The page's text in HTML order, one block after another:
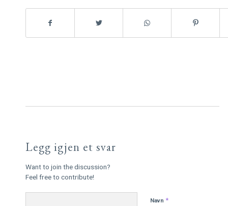
Legg igjen et svar
Want to join the discussion?
Feel free to contribute!
Navn *